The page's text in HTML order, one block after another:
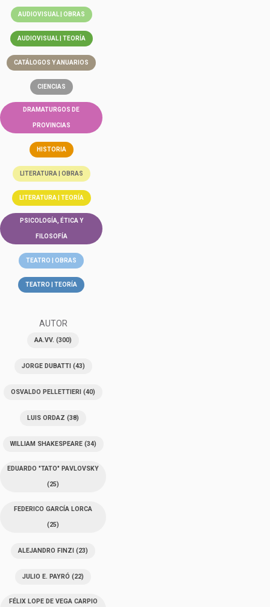
AUDIOVISUAL | OBRAS
AUDIOVISUAL | TEORÍA
CATÁLOGOS Y ANUARIOS
CIENCIAS
DRAMATURGOS DE
PROVINCIAS
HISTORIA
LITERATURA | OBRAS
LITERATURA | TEORÍA
PSICOLOGÍA, ÉTICA Y
FILOSOFÍA
TEATRO | OBRAS
TEATRO | TEORÍA
AUTOR
AA.VV. (300)
JORGE DUBATTI(43)
OSVALDO PELLETTIERI (40)
LUIS ORDAZ (38)
WILLIAM SHAKESPEARE(34)
EDUARDO "TATO" PAVLOVSKY
(25)
FEDERICO GARCÍA LORCA
(25)
ALEJANDRO FINZI (23)
JULIO E. PAYRÓ (22)
FÉLIX LOPE DE VEGA CARPIO